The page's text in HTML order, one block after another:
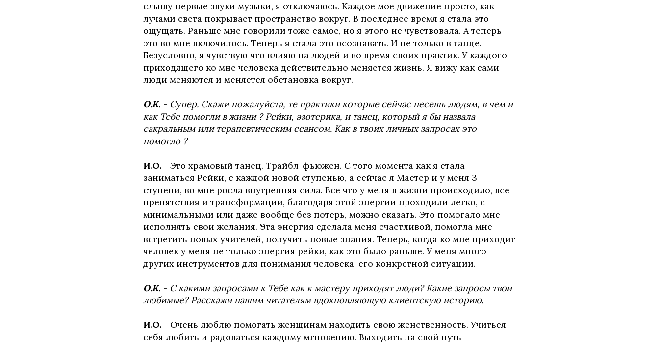
слышу первые звуки музыки, я отключаюсь. Каждое мое движение просто, как
лучами света покрывает пространство вокруг. В последнее время я стала это
ощущать. Раньше мне говорили тоже самое, но я этого не чувствовала. А теперь
это во мне включилось. Теперь я стала это осознавать. И не только в танце.
Безусловно, я чувствую что влияю на людей и во время своих практик. У каждого
приходящего ко мне человека действительно меняется жизнь. Я вижу как сами
люди меняются и меняется обстановка вокруг.
О.К. - Супер. Скажи пожалуйста, те практики которые сейчас несешь людям, в чем и
как Тебе помогли в жизни ? Рейки, эзотерика, и танец, который я бы назвала
сакральным или терапевтическим сеансом. Как в твоих личных запросах это
помогло ?
И.О. - Это храмовый танец. Трайбл-фьюжен. С того момента как я стала
заниматься Рейки, c каждой новой ступенью, а сейчас я Мастер и у меня 3
ступени, во мне росла внутренняя сила. Все что у меня в жизни происходило, все
препятствия и трансформации, благодаря этой энергии проходили легко, c
минимальными или даже вообще без потерь, можно сказать. Это помогало мне
исполнять свои желания. Эта энергия сделала меня счастливой, помогла мне
встретить новых учителей, получить новые знания. Теперь, когда ко мне приходит
человек у меня не только энергия рейки, как это было раньше. У меня много
других инструментов для понимания человека, его конкретной ситуации.
О.К. - С какими запросами к Тебе как к мастеру приходят люди? Какие запросы твои
любимые? Расскажи нашим читателям вдохновляющую клиентскую историю.
И.О. - Очень люблю помогать женщинам находить свою женственность. Учиться
себя любить и радоваться каждому мгновению. Выходить на свой путь